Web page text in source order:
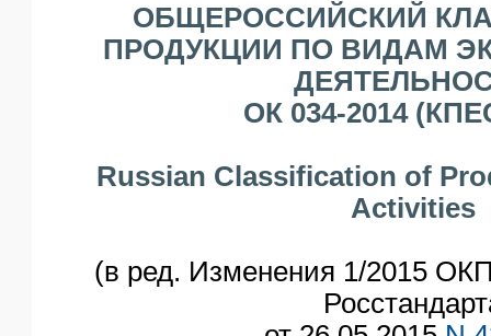
ОБЩЕРОССИЙСКИЙ
ПРОДУКЦИИ ПО ВИДАМ
ОК 034-2014
Russian Classification of
Activities
(в ред. Изменения 1/2015